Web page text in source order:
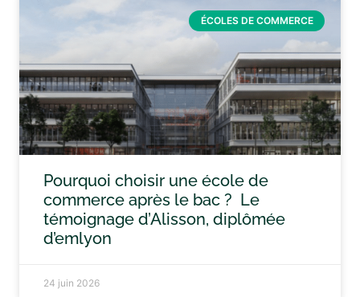
ÉCOLES DE COMMERCE
Pourquoi choisir une école de
commerce après le bac ? Le
témoignage d’Alisson, diplômée
d’emlyon
24 juin 2026